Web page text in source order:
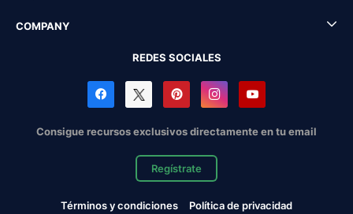
COMPANY
REDES SOCIALES
Consigue recursos exclusivos directamente en tu email
Regístrate
Términos y condiciones
Política de privacidad